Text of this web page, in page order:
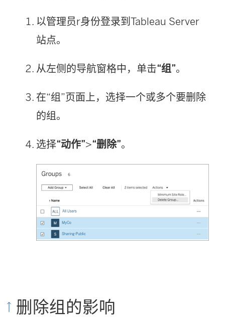
以管理员r身份登录到Tableau Server
站点。
从左侧的导航窗格中，单击“组”。
在“组”页面上，选择一个或多个要删除
的组。
选择“动作”>“删除”。
删除组的影响